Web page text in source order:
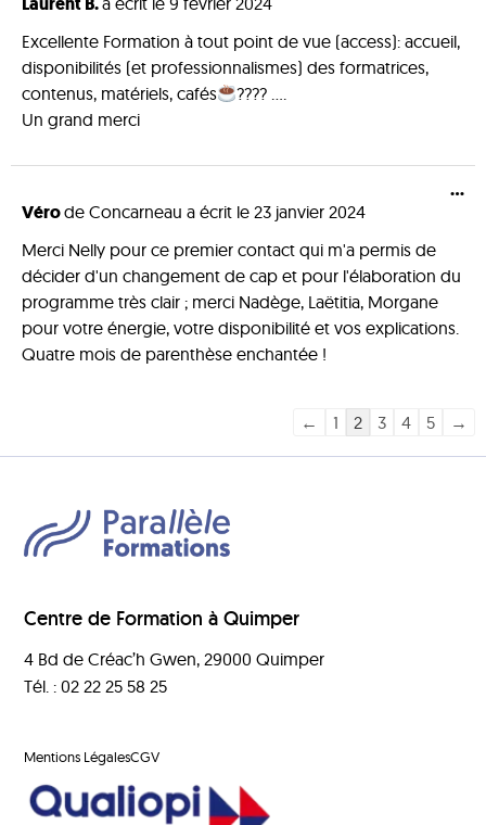
Excellente Formation à tout point de vue (access): accueil,
disponibilités (et professionnalismes) des formatrices,
contenus, matériels, cafés
???? ....
Un grand merci
Vérode Concarneau a écrit le 23 janvier 2024
Merci Nelly pour ce premier contact qui m'a permis de
décider d'un changement de cap et pour l'élaboration du
programme très clair ; merci Nadège, Laëtitia, Morgane
pour votre énergie, votre disponibilité et vos explications.
Quatre mois de parenthèse enchantée !
...
← 1 2 3 4 5 →
Centre de Formation à Quimper
4 Bd de Créac’h Gwen, 29000 Quimper
Tél. : 02 22 25 58 25
Mentions LégalesCGV